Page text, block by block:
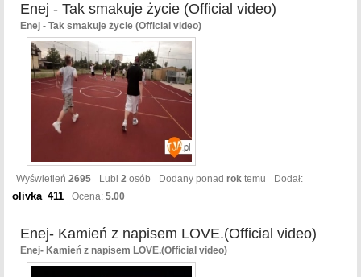
Enej - Tak smakuje życie (Official video)
Enej - Tak smakuje życie (Official video)
Wyświetleń 2695 Lubi 2 osób Dodany ponad rok temu Dodał:
olivka_411 Ocena: 5.00
Enej- Kamień z napisem LOVE.(Official video)
Enej- Kamień z napisem LOVE.(Official video)